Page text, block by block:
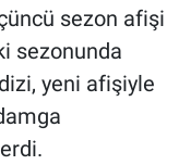
sezon afişi
sezonunda
yeni afişiyle